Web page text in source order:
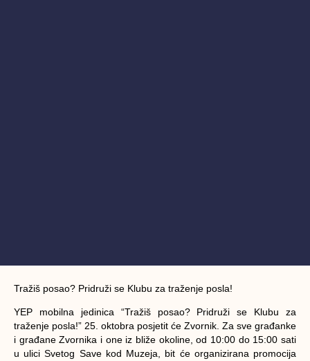
Tražiš posao? Pridruži se Klubu za traženje posla!
YEP mobilna jedinica “Tražiš posao? Pridruži se Klubu za
traženje posla!” 25. oktobra posjetit će Zvornik. Za sve građanke
i građane Zvornika i one iz bliže okoline, od 10:00 do 15:00 sati
u ulici Svetog Save kod Muzeja, bit će organizirana promocija